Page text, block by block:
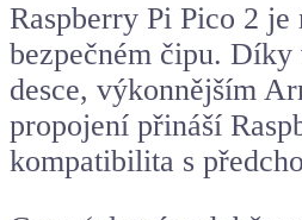
Raspberry Pi Pico 2
bezpečném čipu.
desce, výkonnějším
propojení přináší
kompatibilita s